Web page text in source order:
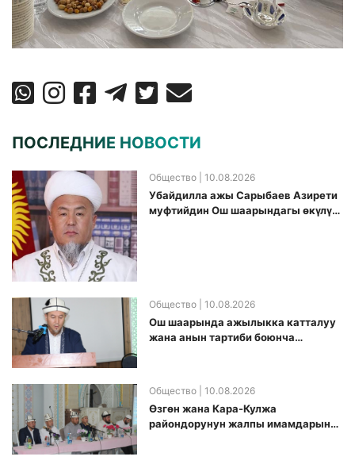
ПОСЛЕДНИЕ НОВОСТИ
Общество | 10.08.2026
Убайдилла ажы Сарыбаев Азирети
муфтийдин Ош шаарындагы өкүлү
Общество | 10.08.2026
Ош шаарында ажылыкка катталуу
жана анын тартиби боюнча
Общество | 10.08.2026
Өзгөн жана Кара-Кулжа
райондорунун жалпы имамдарына